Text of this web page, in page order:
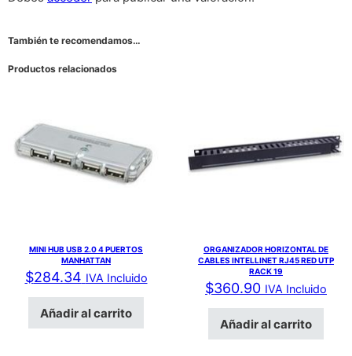
También te recomendamos…
Productos relacionados
MINI HUB USB 2.0 4 PUERTOS
MANHATTAN
$284.34 IVA Incluido
Añadir al carrito
ORGANIZADOR HORIZONTAL DE
CABLES INTELLINET RJ45 RED UTP
RACK 19
$360.90 IVA Incluido
Añadir al carrito